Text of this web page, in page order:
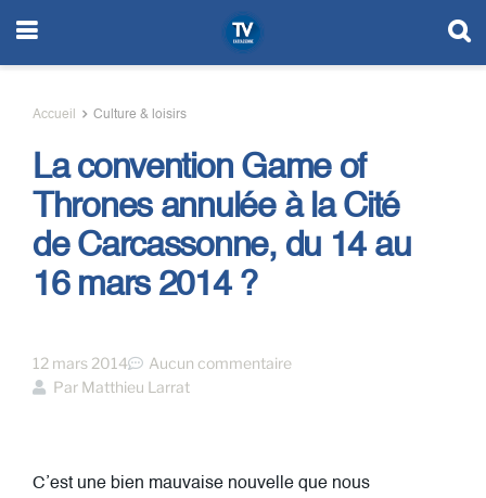
Accueil Culture & loisirs
La convention Game of
Thrones annulée à la Cité
de Carcassonne, du 14 au
16 mars 2014 ?
12 mars 2014
Aucun commentaire
Par Matthieu Larrat
C’est une bien mauvaise nouvelle que nous